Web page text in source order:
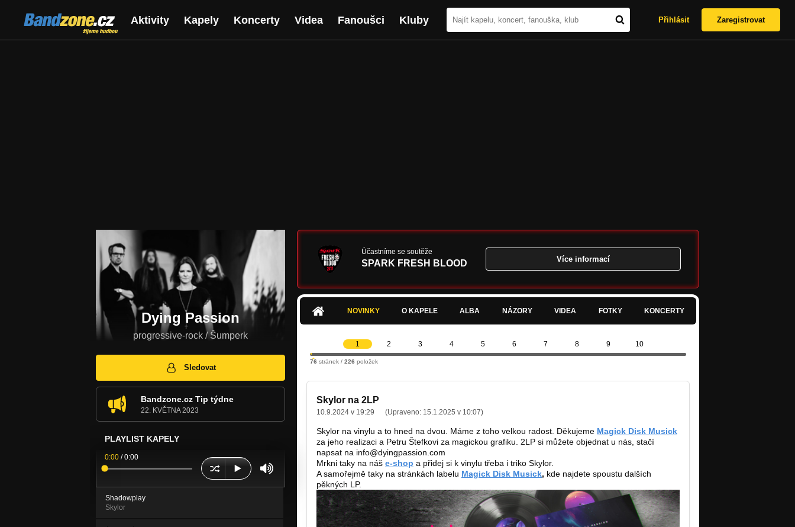
Bandzone.cz
žijeme hudbou
Aktivity Kapely Koncerty Videa Fanoušci Kluby Přihlásit Zaregistrovat
Dying Passion
progressive-rock / Šumperk
Sledovat
Bandzone.cz Tip týdne
22. KVĚTNA 2023
PLAYLIST KAPELY
0:00 /0:00
Shadowplay
Skylor
Účastníme se soutěže
SPARK FRESH BLOOD Více informací
NOVINKY O KAPELE ALBA NÁZORY VIDEA FOTKY KONCERTY
1 2 3 4 5 6 7 8 9 10
76 stránek / 226 položek
Skylor na 2LP
10.9.2024 v 19:29 (Upraveno: 15.1.2025 v 10:07)
Skylor na vinylu a to hned na dvou. Máme z toho velkou radost. Děkujeme Magick Disk Musick
za jeho realizaci a Petru Štefkovi za magickou grafiku. 2LP si můžete objednat u nás, stačí
napsat na info@dyingpassion.com
Mrkni taky na náš e-shop a přidej si k vinylu třeba i triko Skylor.
A samořejmě taky na stránkách labelu Magick Disk Musick, kde najdete spoustu dalších
pěkných LP.